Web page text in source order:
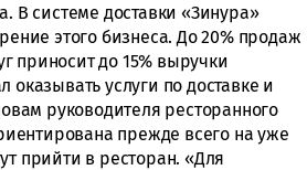
В системе доставки «Зинура»
этого бизнеса. До 20% продаж
приносит до 15% выручки
услуги по доставке и
руководителя ресторанного
прежде всего на уже
прийти в ресторан. «Для